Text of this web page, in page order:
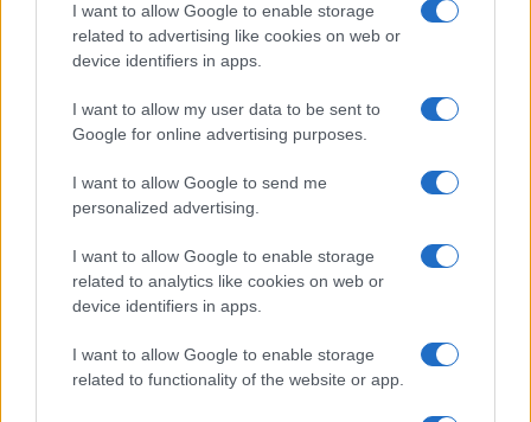
I want to allow Google to enable storage
related to advertising like cookies on web or
device identifiers in apps.
I want to allow my user data to be sent to
Google for online advertising purposes.
I want to allow Google to send me
personalized advertising.
I want to allow Google to enable storage
related to analytics like cookies on web or
device identifiers in apps.
I want to allow Google to enable storage
related to functionality of the website or app.